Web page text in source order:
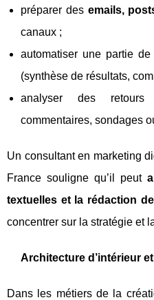
préparer des emails,
canaux ;
automatiser une partie de
(synthèse de résultats,
analyser des
commentaires, sondages
Un consultant en marketing
France souligne qu’il peut
textuelles et la rédaction
concentrer sur la stratégie et
Architecture d’intérieur
Dans les métiers de la